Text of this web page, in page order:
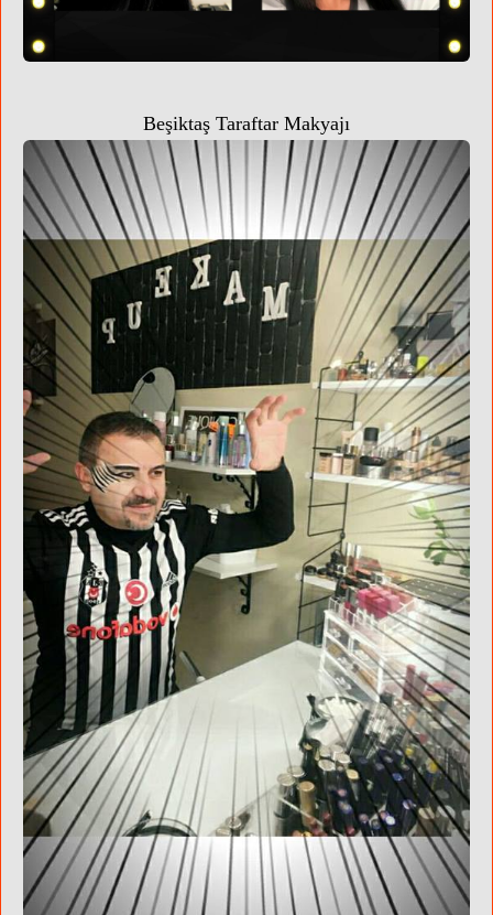
Beşiktaş Taraftar Makyajı